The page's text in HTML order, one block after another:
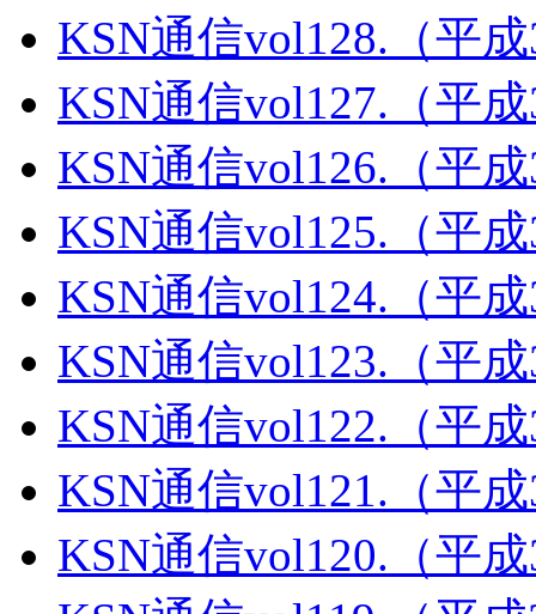
KSN通信vol128.（平
KSN通信vol127.（平
KSN通信vol126.（平
KSN通信vol125.（平
KSN通信vol124.（平
KSN通信vol123.（平
KSN通信vol122.（平
KSN通信vol121.（平
KSN通信vol120.（平